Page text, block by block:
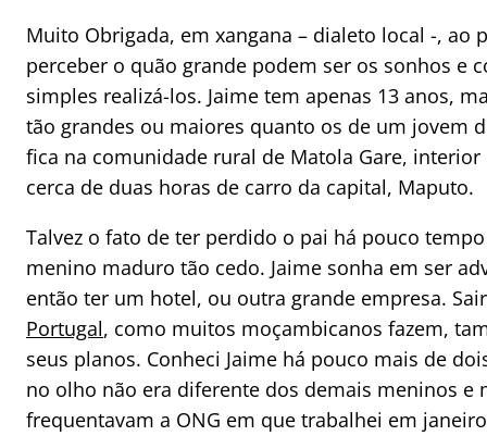
r
:
Muito Obrigada, em xangana – dialeto local -, ao
perceber o quão grande podem ser os sonhos e
simples realizá-los. Jaime tem apenas 13 anos,
tão grandes ou maiores quanto os de um jovem
fica na comunidade rural de Matola Gare,
cerca de duas horas de carro da capital, Maputo.
Talvez o fato de ter perdido o pai há pouco
menino maduro tão cedo. Jaime sonha em ser
então ter um hotel, ou outra grande empresa.
Portugal, como muitos moçambicanos fazem,
seus planos. Conheci Jaime há pouco mais de
no olho não era diferente dos demais meninos e
frequentavam a ONG em que trabalhei em